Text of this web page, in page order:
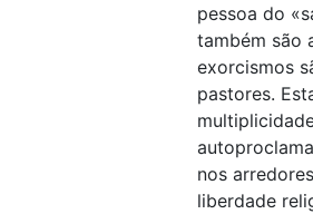
pessoa do
também são
exorcismos
pastores.
nos
liberdade